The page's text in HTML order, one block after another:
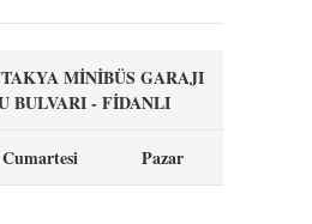
MİNİBÜS GARAJI
BULVARI - FİDANLI
Cumartesi Pazar